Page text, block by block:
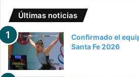
Últimas noticias
Confirmado el
Santa Fe 2026